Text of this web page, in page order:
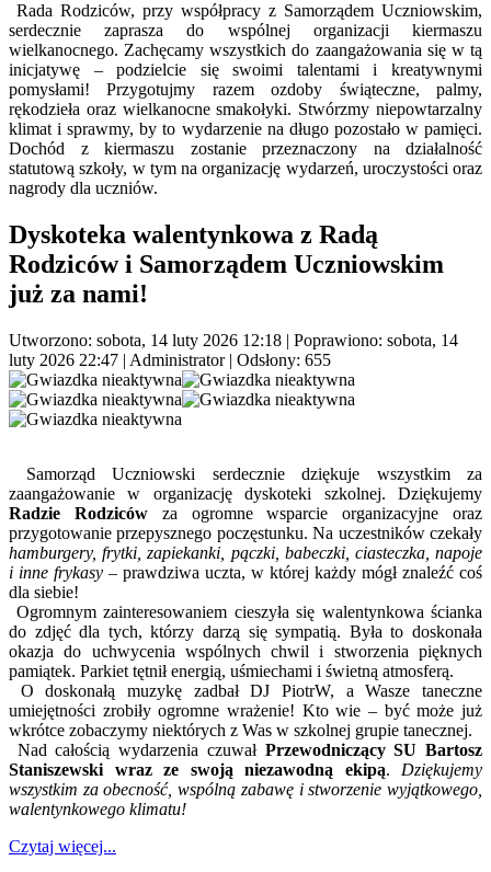
Rada Rodziców, przy współpracy z Samorządem Uczniowskim,
serdecznie zaprasza do wspólnej organizacji kiermaszu
wielkanocnego. Zachęcamy wszystkich do zaangażowania się w tą
inicjatywę – podzielcie się swoimi talentami i kreatywnymi
pomysłami! Przygotujmy razem ozdoby świąteczne, palmy,
rękodzieła oraz wielkanocne smakołyki. Stwórzmy niepowtarzalny
klimat i sprawmy, by to wydarzenie na długo pozostało w pamięci.
Dochód z kiermaszu zostanie przeznaczony na działalność
statutową szkoły, w tym na organizację wydarzeń, uroczystości oraz
nagrody dla uczniów.
Dyskoteka walentynkowa z Radą
Rodziców i Samorządem Uczniowskim
już za nami!
Utworzono: sobota, 14 luty 2026 12:18 | Poprawiono: sobota, 14
luty 2026 22:47 | Administrator| Odsłony: 655
Samorząd Uczniowski serdecznie dziękuje wszystkim za
zaangażowanie w organizację dyskoteki szkolnej. Dziękujemy
Radzie Rodzicówza ogromne wsparcie organizacyjne oraz
przygotowanie przepysznego poczęstunku. Na uczestników czekały
hamburgery, frytki, zapiekanki, pączki, babeczki, ciasteczka, napoje
i inne frykasy – prawdziwa uczta, w której każdy mógł znaleźć coś
dla siebie!
Ogromnym zainteresowaniem cieszyła się walentynkowa ścianka
do zdjęć dla tych, którzy darzą się sympatią. Była to doskonała
okazja do uchwycenia wspólnych chwil i stworzenia pięknych
pamiątek. Parkiet tętnił energią, uśmiechami i świetną atmosferą.
O doskonałą muzykę zadbał DJ PiotrW, a Wasze taneczne
umiejętności zrobiły ogromne wrażenie! Kto wie – być może już
wkrótce zobaczymy niektórych z Was w szkolnej grupie tanecznej.
Nad całością wydarzenia czuwał Przewodniczący SU Bartosz
Staniszewski wraz ze swoją niezawodną ekipą. Dziękujemy
wszystkim za obecność, wspólną zabawę i stworzenie wyjątkowego,
walentynkowego klimatu!
Czytaj więcej...